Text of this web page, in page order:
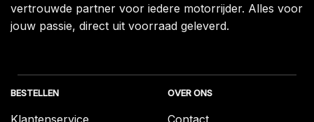
vertrouwde partner voor iedere motorrijder. Alles voor
jouw passie, direct uit voorraad geleverd.
BESTELLEN
Klantenservice
OVER ONS
Contact